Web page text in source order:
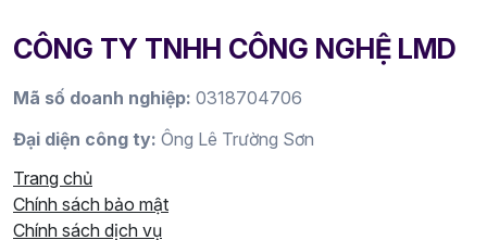
CÔNG TY TNHH CÔNG NGHỆ LMD
Mã số doanh nghiệp: 0318704706
Đại diện công ty: Ông Lê Trường Sơn
Trang chủ
Chính sách bảo mật
Chính sách dịch vụ